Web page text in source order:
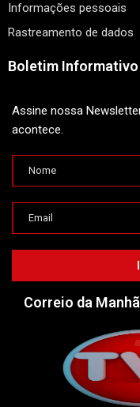
Informações pessoais
Rastreamento de dados
Boletim Informativo
Assine nossa
acontece.
Correio da